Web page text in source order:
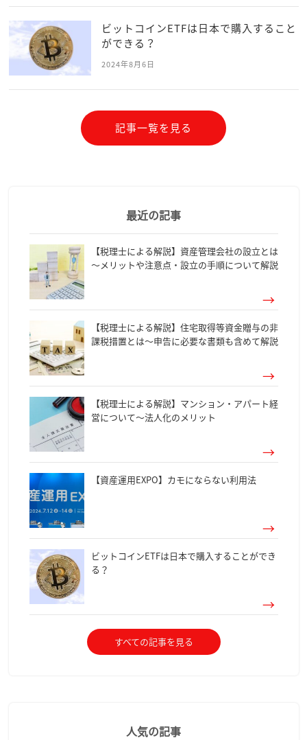
ビットコインETFは日本で購入すること
ができる？
2024年8月6日
記事一覧を見る
最近の記事
【税理士による解説】資産管理会社の設立とは
～メリットや注意点・設立の手順について解説
【税理士による解説】住宅取得等資金贈与の非
課税措置とは～申告に必要な書類も含めて解説
【税理士による解説】マンション・アパート経
営について～法人化のメリット
【資産運用EXPO】カモにならない利用法
ビットコインETFは日本で購入することができ
る？
すべての記事を見る
人気の記事